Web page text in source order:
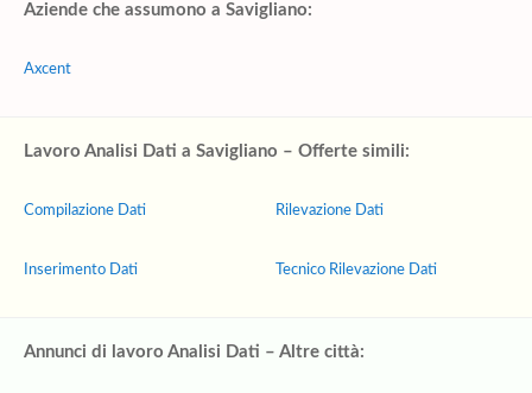
Aziende che assumono a Savigliano:
Axcent
Lavoro Analisi Dati a Savigliano – Offerte simili:
Compilazione Dati
Inserimento Dati
Rilevazione Dati
Tecnico Rilevazione Dati
Annunci di lavoro Analisi Dati – Altre città: